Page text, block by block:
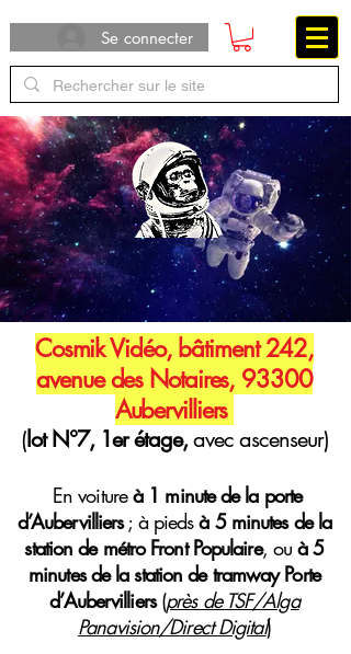
Se connecter
Cosmik Vidéo, bâtiment 242,
avenue des Notaires, 93300
Aubervilliers
(lot N°7, 1er étage,avec ascenseur)
En voitureà 1 minute de la porte
d’Aubervilliers; à piedsà 5 minutes de la
station de métro Front Populaire, ouà 5
minutes de la station de tramway Porte
d’Aubervilliers(près de TSF/Alga
Panavision/Direct Digital)